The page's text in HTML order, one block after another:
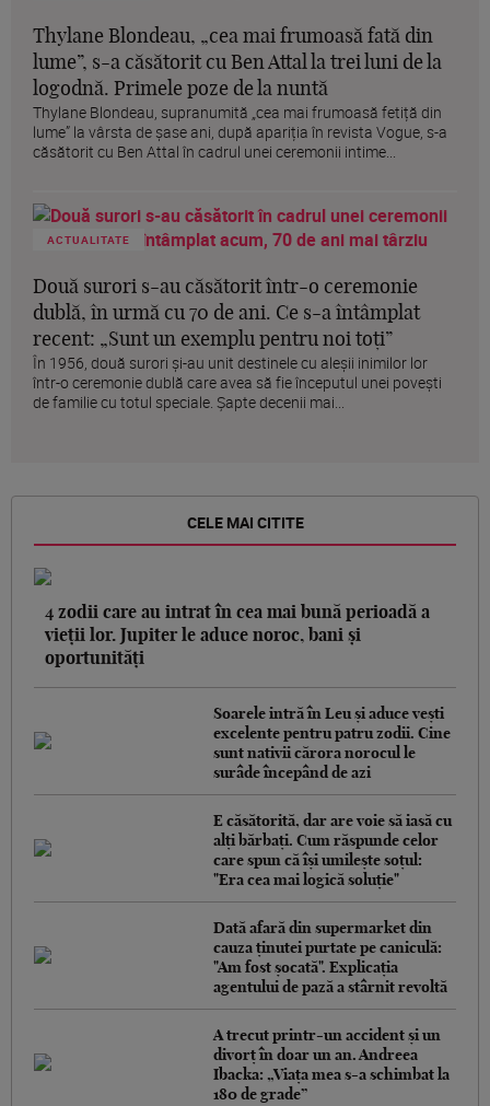
Thylane Blondeau, „cea mai frumoasă fată din
lume”, s-a căsătorit cu Ben Attal la trei luni de la
logodnă. Primele poze de la nuntă
Thylane Blondeau, supranumită „cea mai frumoasă fetiță din
lume” la vârsta de șase ani, după apariția în revista Vogue, s-a
căsătorit cu Ben Attal în cadrul unei ceremonii intime...
ACTUALITATE
Două surori s-au căsătorit într-o ceremonie
dublă, în urmă cu 70 de ani. Ce s-a întâmplat
recent: „Sunt un exemplu pentru noi toți”
În 1956, două surori și-au unit destinele cu aleșii inimilor lor
într-o ceremonie dublă care avea să fie începutul unei povești
de familie cu totul speciale. Șapte decenii mai...
CELE MAI CITITE
4 zodii care au intrat în cea mai bună perioadă a
vieții lor. Jupiter le aduce noroc, bani și
oportunități
Soarele intră în Leu și aduce vești
excelente pentru patru zodii. Cine
sunt nativii cărora norocul le
surâde începând de azi
E căsătorită, dar are voie să iasă cu
alți bărbați. Cum răspunde celor
care spun că își umilește soțul:
"Era cea mai logică soluție"
Dată afară din supermarket din
cauza ținutei purtate pe caniculă:
"Am fost șocată". Explicația
agentului de pază a stârnit revoltă
A trecut printr-un accident și un
divorț în doar un an. Andreea
Ibacka: „Viața mea s-a schimbat la
180 de grade”